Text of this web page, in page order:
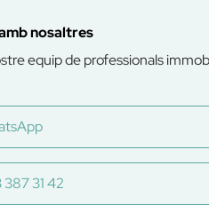
nosaltres
equip de professionals
31 42